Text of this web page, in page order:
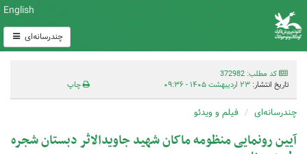
English
چندرسانه‌ای
کد مطلب: 372982
تاریخ انتشار: ۲۳ اردیبهشت ۱۴۰۵ - ۰۹:۳۶ چاپ
چندرسانه‌ای فیلم و ویدئو
آیین رونمایی منظومه ماکان شهید جاویدالاثر دبستان شجره